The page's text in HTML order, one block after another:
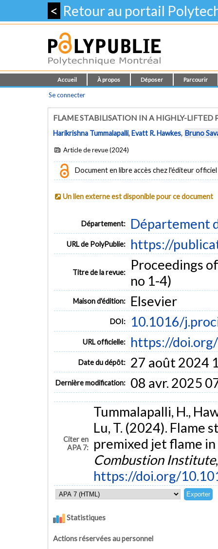
< Retour au portail
Accueil À propos Déposer Parcourir
Se connecter
FLAME STABILISATION IN A HIGHLY-LIFTED
Harikrishna Tummalapalli,Evatt R. Hawkes, Bruno
Article de revue (2024)
Document en libre accès chez l'éditeur officiel
Un lien externe est disponible pour ce document
Département: Département
URL de PolyPublie: https://
Titre de la revue:
Proceedings
no 1-4)
Maison d'édition: Elsevier
DOI: 10.1016/
URL officielle: https://
Date du dépôt: 27 août 2024
Dernière modification: 08 avr. 2025
Citer en
APA 7:
Tummalapalli, H.,
Lu, T. (2024). Flame
premixed jet flame
Combustion Institute
https://doi.org/
Statistiques
Actions réservées au personnel